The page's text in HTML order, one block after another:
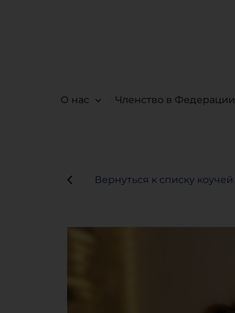
О нас Членство в Федерации
Вернуться к списку коучей